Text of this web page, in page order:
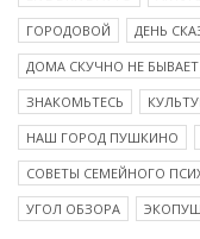
ГОРОДОВОЙ
ДЕНЬ
ДОМА СКУЧНО НЕ БЫВАЕТ
ЗНАКОМЬТЕСЬ
НАШ ГОРОД ПУШКИНО
СОВЕТЫ СЕМЕЙНОГО
УГОЛ ОБЗОРА